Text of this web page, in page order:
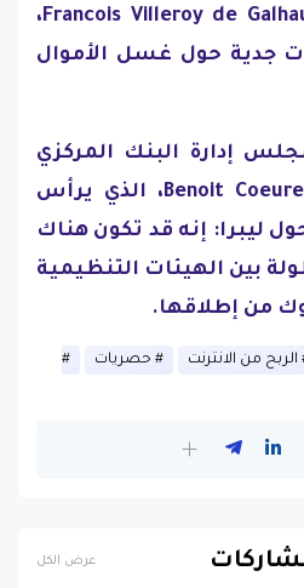
فيليروي دي جالهاو Francois Villeroy de Galhau،
جدية حول غسل الأموال
إدارة البنك المركزي
الأوروبي، بينوا كوور Benoit Coeure، الذي يرأس
ليبرا: إنه قد تكون هناك
بين الهيئات التنظيمية
من إطلاقها.
الربح من الانترنت
حصريات
عرض الكل